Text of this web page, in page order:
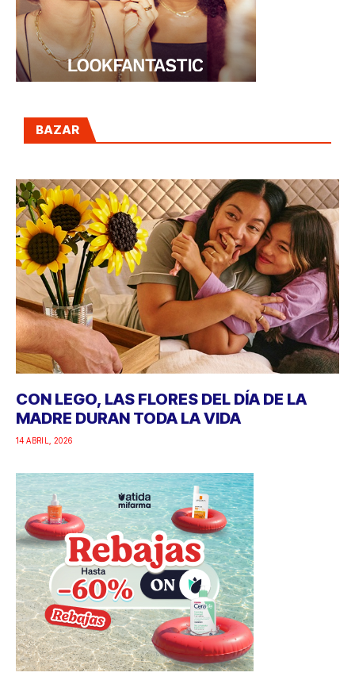
BAZAR
CON LEGO, LAS FLORES DEL DÍA DE LA
MADRE DURAN TODA LA VIDA
14 ABRIL, 2026